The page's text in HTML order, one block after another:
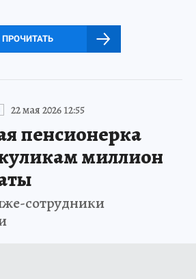
ПРОЧИТАТЬ
22 мая 2026 12:55
пенсионерка
миллион
сотрудники